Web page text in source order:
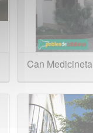
Can Medicineta